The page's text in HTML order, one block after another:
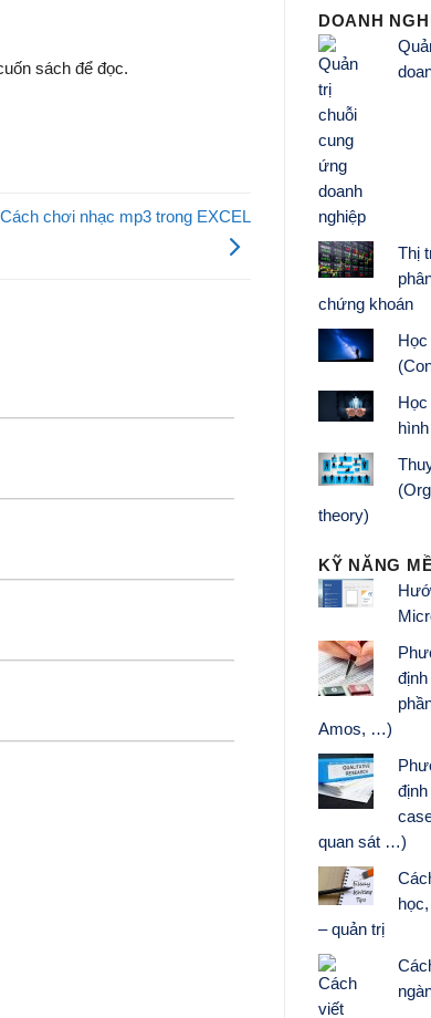
sách để đọc.
chơi nhạc mp3 trong EXCEL
DOANH
Thị
chứng khoán
theory)
KỸ NĂNG
Amos, …)
quan sát …)
– quản trị